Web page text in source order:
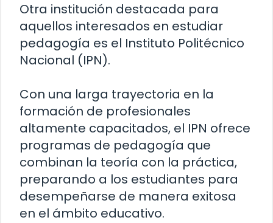
Otra institución destacada para
aquellos interesados en estudiar
pedagogía es el Instituto Politécnico
Nacional (IPN).
Con una larga trayectoria en la
formación de profesionales
altamente capacitados, el IPN ofrece
programas de pedagogía que
combinan la teoría con la práctica,
preparando a los estudiantes para
desempeñarse de manera exitosa
en el ámbito educativo.